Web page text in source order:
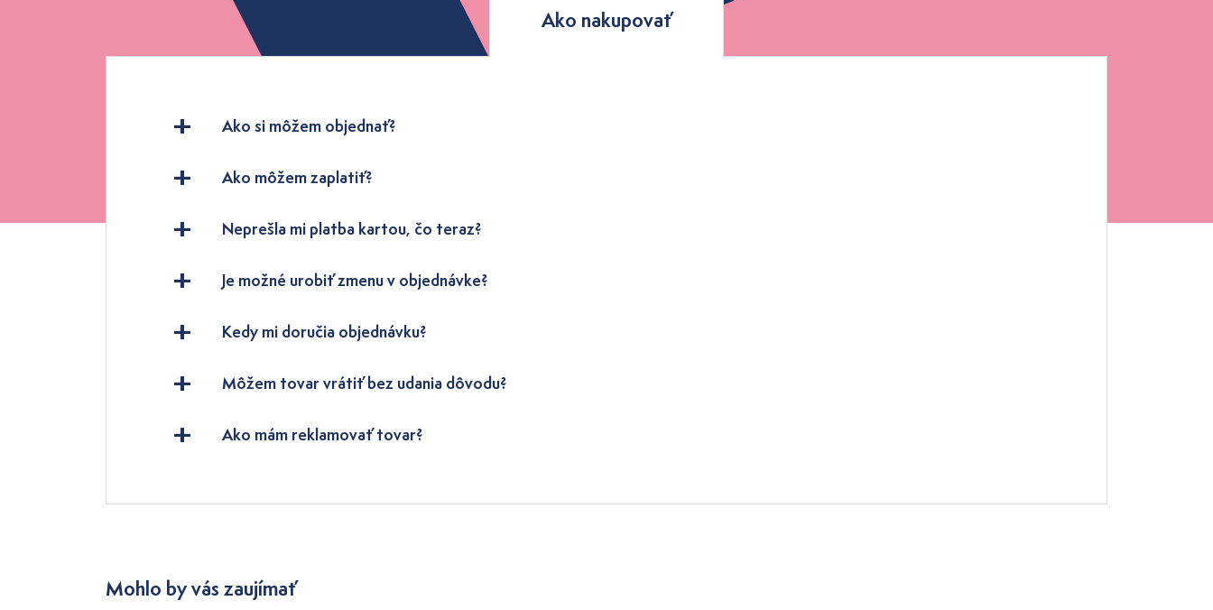
Ako nakupovať
Ako si môžem objednať?
Ako môžem zaplatiť?
Neprešla mi platba kartou, čo teraz?
Je možné urobiť zmenu v objednávke?
Kedy mi doručia objednávku?
Môžem tovar vrátiť bez udania dôvodu?
Ako mám reklamovať tovar?
Mohlo by vás zaujímať